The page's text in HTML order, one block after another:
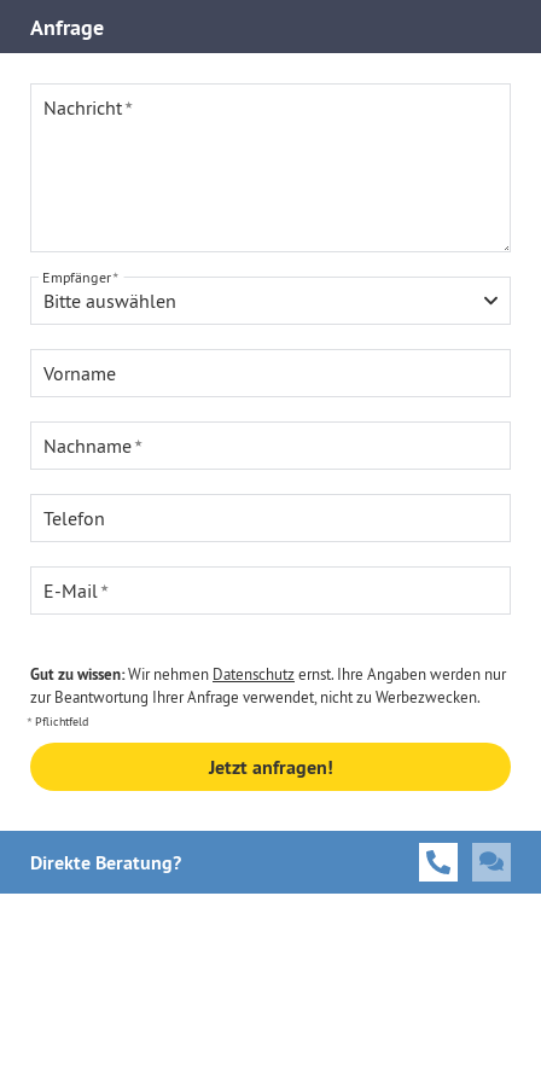
Anfrage
Nachricht
Bitte auswählen
Empfänger
Vorname
Nachname
Telefon
E-Mail
Gut zu wissen:Wir nehmen Datenschutzernst. Ihre Angaben werden nur
zur Beantwortung Ihrer Anfrage verwendet, nicht zu Werbezwecken.
Pflichtfeld
Jetzt anfragen!
Direkte Beratung?